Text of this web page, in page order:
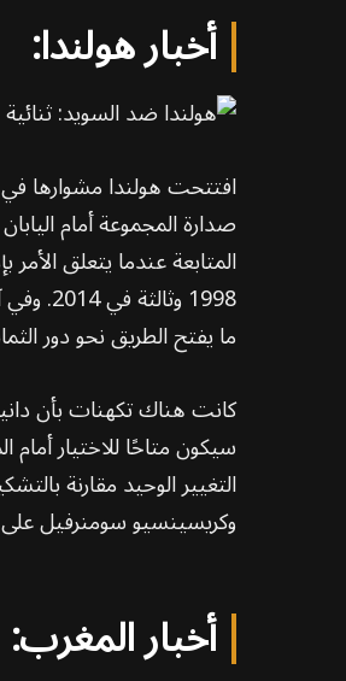
أخبار هولندا:
ما يفتح الطريق نحو دور
كانت هناك تكهنات بأن
سيكون متاحًا للاختيار
التغيير الوحيد مقارنة
وكريسينسيو سومنرفيل على
أخبار المغرب: